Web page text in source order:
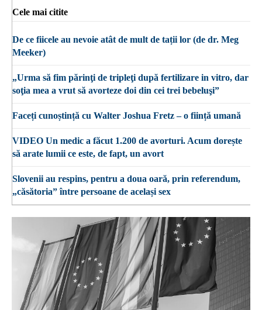
Cele mai citite
De ce fiicele au nevoie atât de mult de tații lor (de dr. Meg
Meeker)
„Urma să fim părinţi de tripleţi după fertilizare in vitro, dar
soţia mea a vrut să avorteze doi din cei trei bebeluşi”
Faceți cunoștință cu Walter Joshua Fretz – o ființă umană
VIDEO Un medic a făcut 1.200 de avorturi. Acum dorește
să arate lumii ce este, de fapt, un avort
Slovenii au respins, pentru a doua oară, prin referendum,
„căsătoria” între persoane de același sex